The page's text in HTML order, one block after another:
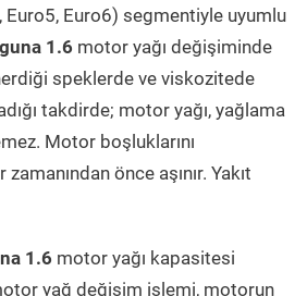
Euro6) segmentiyle uyumlu
1.6 motor yağı değişiminde
speklerde ve viskozitede
takdirde; motor yağı, yağlama
Motor boşluklarını
önce aşınır. Yakıt
1.6 motor yağı kapasitesi
yağ değişim işlemi, motorun